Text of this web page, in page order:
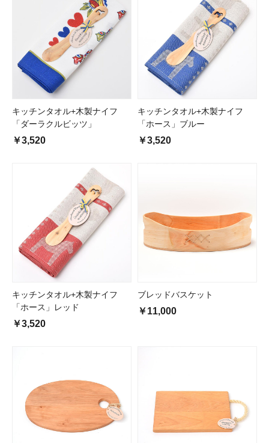
キッチンタオル+木製ナイフ
「ダーラクルビッツ」
￥3,520
キッチンタオル+木製ナイフ
「ホース」ブルー
￥3,520
キッチンタオル+木製ナイフ
「ホース」レッド
￥3,520
ブレッドバスケット
￥11,000